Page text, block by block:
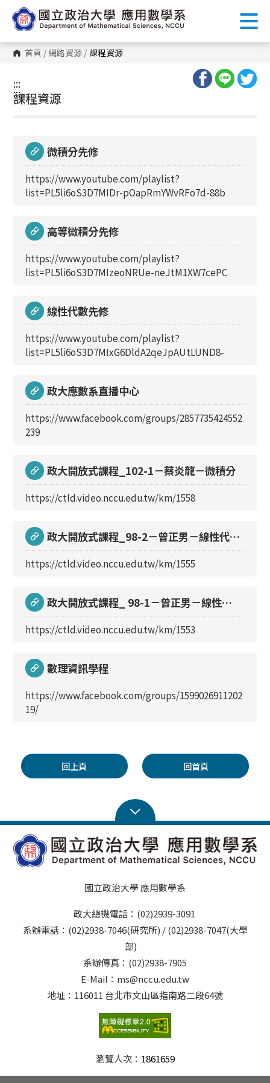
到
主
內
容 首頁 / 網路資源 / 課程資源
:::
:::
課程資源
微積分先修
https://www.youtube.com/playlist?
list=PL5li6oS3D7MIDr-pOapRmYWvRFo7d-88b
高等微積分先修
https://www.youtube.com/playlist?
list=PL5li6oS3D7MIzeoNRUe-neJtM1XW7cePC
線性代數先修
https://www.youtube.com/playlist?
list=PL5li6oS3D7MIxG6DldA2qeJpAUtLUND8-
政大應數系直播中心
https://www.facebook.com/groups/2857735424552
239
政大開放式課程_102-1－蔡炎龍－微積分
https://ctld.video.nccu.edu.tw/km/1558
政大開放式課程_98-2－曾正男－線性代數
(二)
https://ctld.video.nccu.edu.tw/km/1555
政大開放式課程_ 98-1－曾正男－線性代
數
https://ctld.video.nccu.edu.tw/km/1553
數理資訊學程
https://www.facebook.com/groups/1599026911202
19/
回上頁 回首頁
國立政治大學 應用數學系
政大總機電話：(02)2939-3091
系辦電話：(02)2938-7046(研究所) / (02)2938-7047(大學
部)
系辦傳真：(02)2938-7905
E-Mail：ms@nccu.edu.tw
地址：116011 台北市文山區指南路二段64號
瀏覽人次： 1861659